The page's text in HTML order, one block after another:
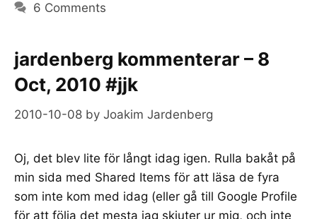
6 Comments
jardenberg kommenterar – 8
Oct, 2010 #jjk
2010-10-08 by Joakim Jardenberg
Oj, det blev lite för långt idag igen. Rulla bakåt på
min sida med Shared Items för att läsa de fyra
som inte kom med idag (eller gå till Google Profile
för att följa det mesta jag skjuter ur mig, och inte